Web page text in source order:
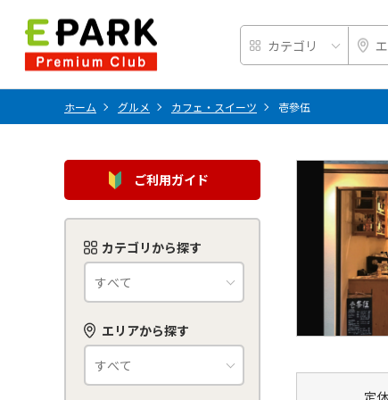
ホーム グルメ カフェ・スイーツ 壱參伍
ご利用ガイド
カテゴリから探す
エリアから探す
定